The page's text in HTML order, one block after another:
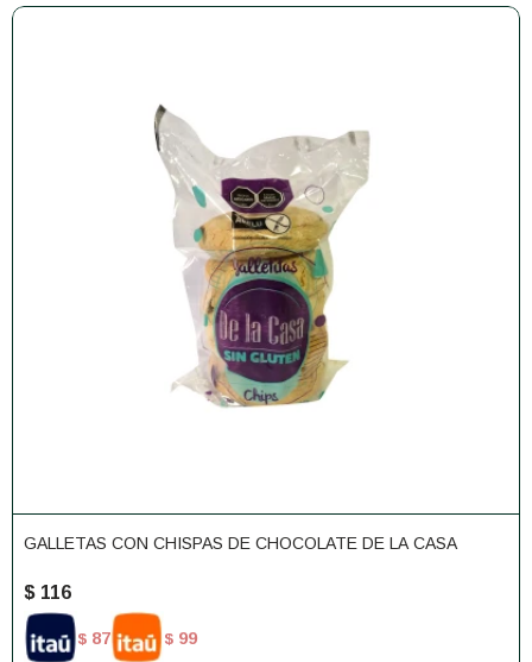
GALLETAS CON CHISPAS DE CHOCOLATE DE LA CASA
$ 116
$ 87 $ 99